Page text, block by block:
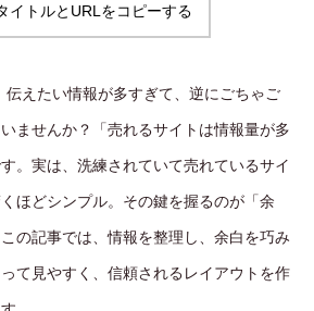
イトルとURLをコピーする
伝えたい情報が多すぎて、逆にごちゃご
ませんか？「売れるサイトは情報量が多
。実は、洗練されていて売れているサイ
ほどシンプル。その鍵を握るのが「余
の記事では、情報を整理し、余白を巧み
て見やすく、信頼されるレイアウトを作